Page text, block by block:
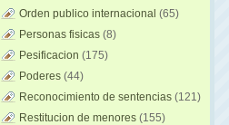
Orden publico internacional (65)
Personas fisicas (8)
Pesificacion (175)
Poderes (44)
Reconocimiento de sentencias (121)
Restitucion de menores (155)